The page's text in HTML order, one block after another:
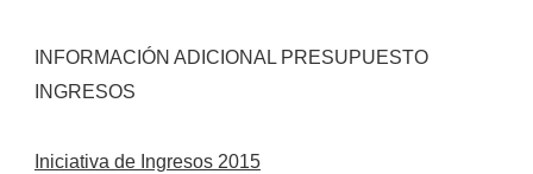
INFORMACIÓN ADICIONAL PRESUPUESTO
INGRESOS
Iniciativa de Ingresos 2015